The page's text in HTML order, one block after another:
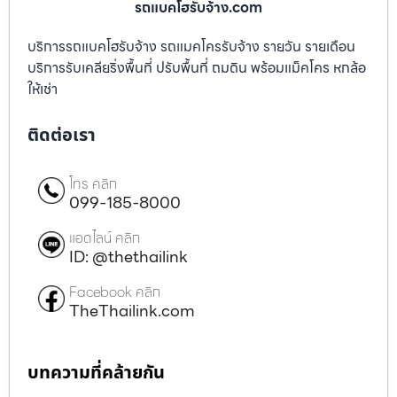
รถแบคโฮรับจ้าง.com
บริการรถแบคโฮรับจ้าง รถแมคโครรับจ้าง รายวัน รายเดือน
บริการรับเคลียริ่งพื้นที่ ปรับพื้นที่ ถมดิน พร้อมแม็คโคร หกล้อ
ให้เช่า
ติดต่อเรา
โทร คลิก
099-185-8000
แอดไลน์ คลิก
ID: @thethailink
Facebook คลิก
TheThailink.com
บทความที่คล้ายกัน